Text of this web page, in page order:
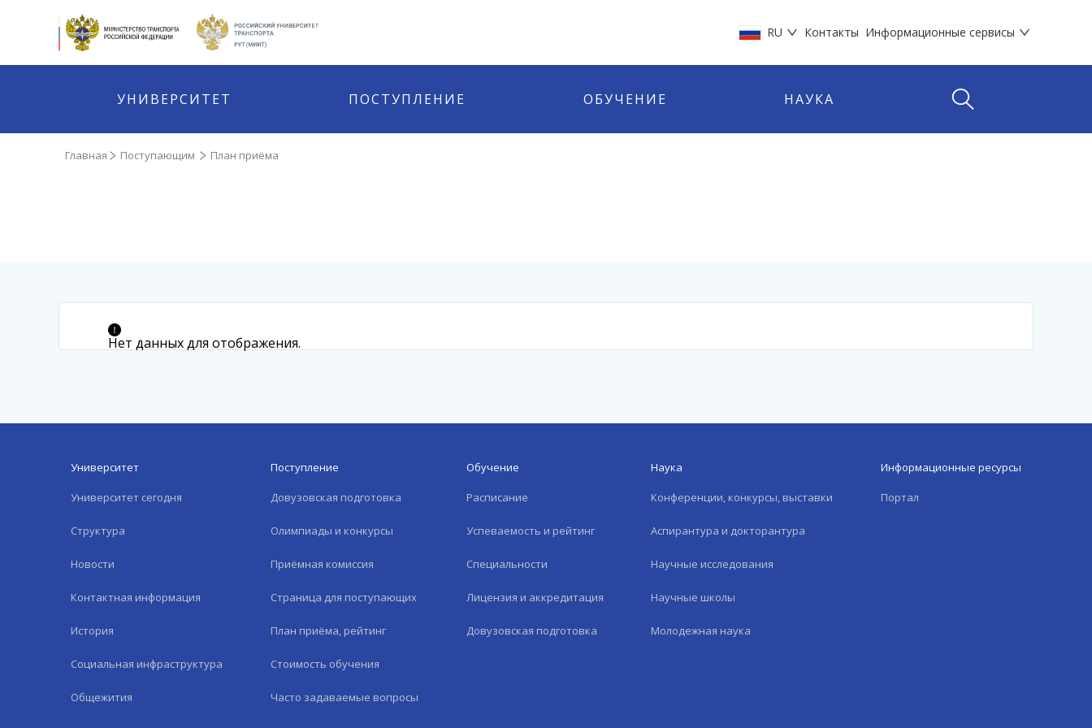
RU Контакты Информационные сервисы
УНИВЕРСИТЕТ ПОСТУПЛЕНИЕ ОБУЧЕНИЕ НАУКА
Главная Поступающим План приёма
Нет данных для отображения.
Университет
Университет сегодня
Структура
Новости
Контактная информация
История
Социальная инфраструктура
Общежития
Поступление
Довузовская подготовка
Олимпиады и конкурсы
Приёмная комиссия
Страница для поступающих
План приёма, рейтинг
Стоимость обучения
Часто задаваемые вопросы
Обучение
Расписание
Успеваемость и рейтинг
Специальности
Лицензия и аккредитация
Довузовская подготовка
Наука
Конференции, конкурсы, выставки
Аспирантура и докторантура
Научные исследования
Научные школы
Молодежная наука
Информационные ресурсы
Портал